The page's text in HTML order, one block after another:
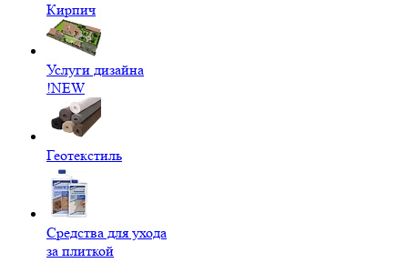
Кирпич
Услуги дизайна
!NEW
Геотекстиль
Средства для ухода
за плиткой